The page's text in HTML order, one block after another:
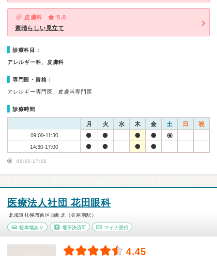
皮膚科
5.0
素晴らしい見立て
診療科目：
アレルギー科、皮膚科
専門医・資格：
アレルギー専門医、皮膚科専門医
診療時間
月 火 水 木 金 土 日 祝
09:00-11:30
14:30-17:00
09:00-17:00
医療法人社団 花田眼科
北海道札幌市西区西町北（発寒南駅）
駐車場あり 電子決済可 マイナ受付
4.45